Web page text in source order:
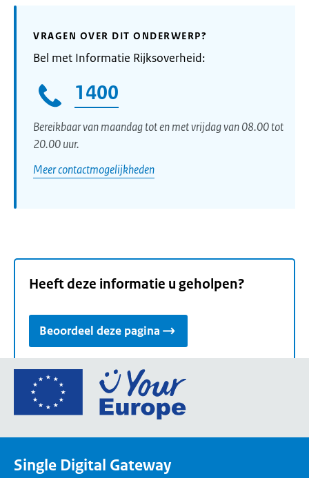
VRAGEN OVER DIT ONDERWERP?
Bel met Informatie Rijksoverheid:
1400
Bereikbaar van maandag tot en met vrijdag van 08.00 tot
20.00 uur.
Meer contactmogelijkheden
Heeft deze informatie u geholpen?
Beoordeel deze pagina
Ga
de
Single Digital Gateway